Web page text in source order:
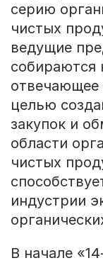
серию
чистых
ведущие
собираются
отвечающее
целью
закупок и
области
чистых
индустрии
В начале